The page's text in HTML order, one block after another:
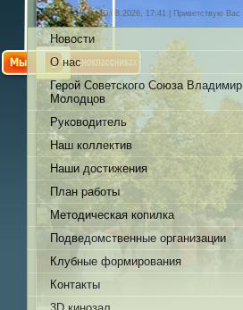
Понедельник, 10.08.2026, 17:41 | Приветствую Вас
Новости
О нас
Герой Советского Союза Владимир
Молодцов
Руководитель
Наш коллектив
Наши достижения
План работы
Методическая копилка
Подведомственные организации
Клубные формирования
Контакты